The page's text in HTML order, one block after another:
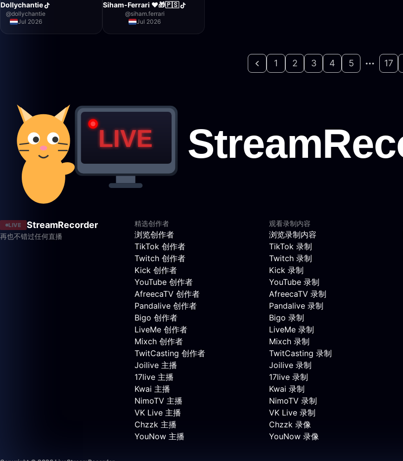
Dollychantie
@dollychantie
Jul 2026
Siham-Ferrari ❤️🎁🇵🇸
@siham.ferrari
Jul 2026
1 2 3 4 5 17
LIVE StreamRecorder
再也不错过任何直播
精选创作者
浏览创作者
TikTok 创作者
Twitch 创作者
Kick 创作者
YouTube 创作者
AfreecaTV 创作者
Pandalive 创作者
Bigo 创作者
LiveMe 创作者
Mixch 创作者
TwitCasting 创作者
Joilive 主播
17live 主播
Kwai 主播
NimoTV 主播
VK Live 主播
Chzzk 主播
YouNow 主播
观看录制内容
浏览录制内容
TikTok 录制
Twitch 录制
Kick 录制
YouTube 录制
AfreecaTV 录制
Pandalive 录制
Bigo 录制
LiveMe 录制
Mixch 录制
TwitCasting 录制
Joilive 录制
17live 录制
Kwai 录制
NimoTV 录制
VK Live 录制
Chzzk 录像
YouNow 录像